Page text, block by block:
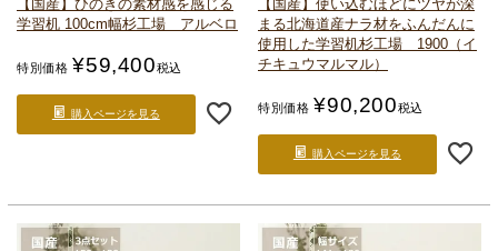
【国産】ひのきの素材感を感じる
学習机 100cm幅杉工場 アルベロ
特別価格 ¥59,400税込
購入ページを見る
【国産】使い込むほどにツヤが深
まる北海道産ナラ材をふんだんに
使用した学習机杉工場 1900（イ
チキュウマルマル）
特別価格 ¥90,200税込
購入ページを見る